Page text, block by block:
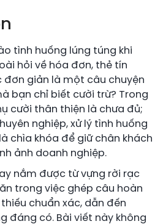
tình huống lúng túng khi
hỏi về hóa đơn, thẻ tín
đơn giản là một câu chuyện
bạn chỉ biết cười trừ? Trong
cười thân thiện là chưa đủ;
nghiệp, xử lý tình huống
chìa khóa để giữ chân khách
ảnh doanh nghiệp.
nắm được từ vựng rời rạc
trong việc ghép câu hoàn
chuẩn xác, dẫn đến
đáng có. Bài viết này không